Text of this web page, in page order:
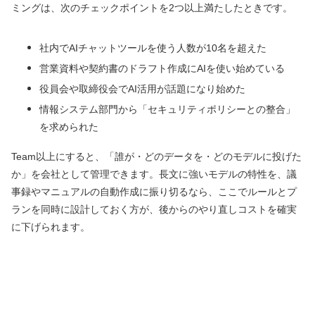
ミングは、次のチェックポイントを2つ以上満たしたときです。
社内でAIチャットツールを使う人数が10名を超えた
営業資料や契約書のドラフト作成にAIを使い始めている
役員会や取締役会でAI活用が話題になり始めた
情報システム部門から「セキュリティポリシーとの整合」
を求められた
Team以上にすると、「誰が・どのデータを・どのモデルに投げた
か」を会社として管理できます。長文に強いモデルの特性を、議
事録やマニュアルの自動作成に振り切るなら、ここでルールとプ
ランを同時に設計しておく方が、後からのやり直しコストを確実
に下げられます。